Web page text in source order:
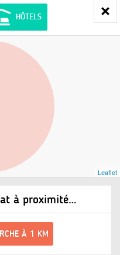
HÔTELS
à proximité…
À 1 KM
Leaflet